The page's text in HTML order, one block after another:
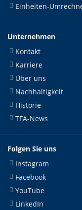
Einheiten-
Unternehmen
Kontakt
Karriere
Über uns
Nachhaltigkeit
Historie
TFA-News
Folgen Sie uns
Instagram
Facebook
YouTube
LinkedIn